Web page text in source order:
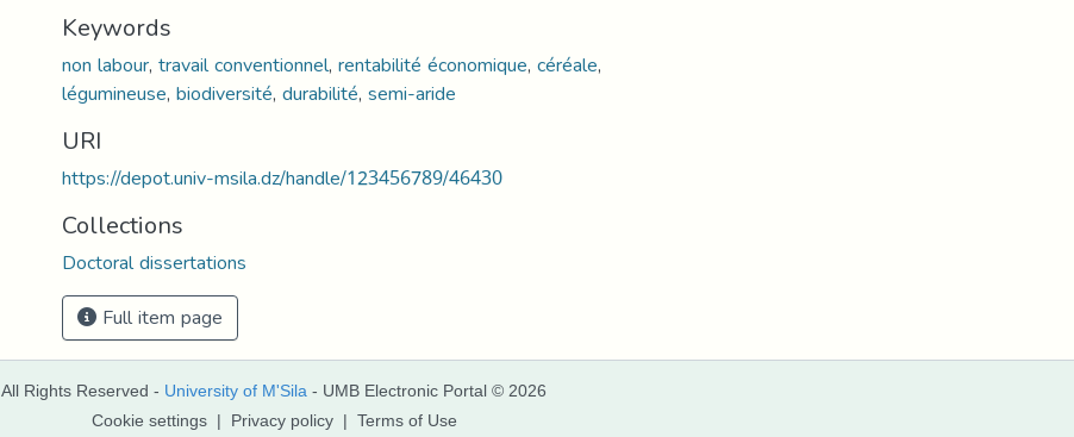
Keywords
non labour,travail conventionnel,rentabilité économique,céréale,
légumineuse,biodiversité,durabilité,semi-aride
URI
https://depot.univ-msila.dz/handle/123456789/46430
Collections
Doctoral dissertations
Full item page
All Rights Reserved - University of M'Sila - UMB Electronic Portal © 2026
Cookie settings | Privacy policy | Terms of Use